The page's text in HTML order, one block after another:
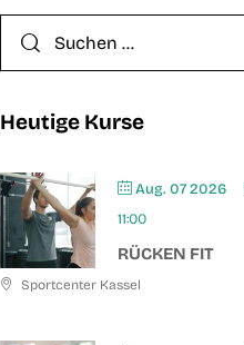
Heutige Kurse
Aug. 07 2026
11:00
RÜCKEN FIT
Sportcenter Kassel